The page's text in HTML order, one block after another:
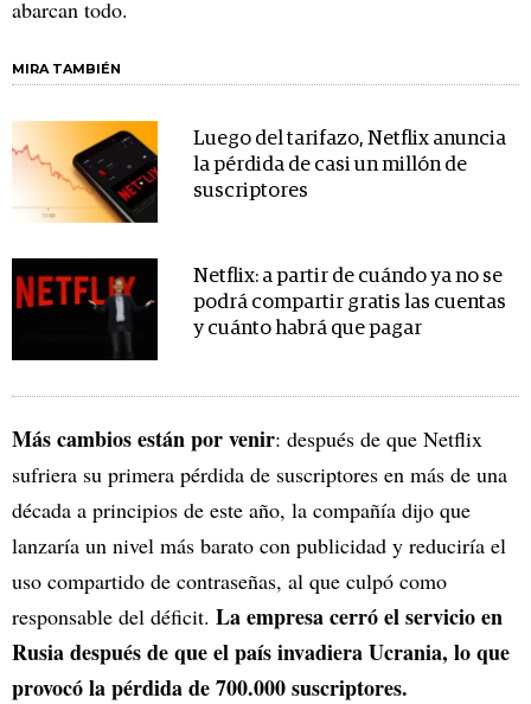
abarcan todo.
MIRA TAMBIÉN
Luego del tarifazo, Netflix anuncia
la pérdida de casi un millón de
suscriptores
Netflix: a partir de cuándo ya no se
podrá compartir gratis las cuentas
y cuánto habrá que pagar
Más cambios están por venir: después de que Netflix
sufriera su primera pérdida de suscriptores en más de una
década a principios de este año, la compañía dijo que
lanzaría un nivel más barato con publicidad y reduciría el
uso compartido de contraseñas, al que culpó como
responsable del déficit. La empresa cerró el servicio en
Rusia después de que el país invadiera Ucrania, lo que
provocó la pérdida de 700.000 suscriptores.